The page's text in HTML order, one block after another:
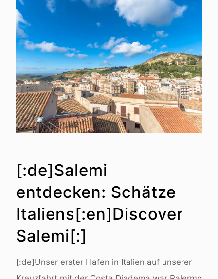
[:de]Salemi
entdecken: Schätze
Italiens[:en]Discover
Salemi[:]
[:de]Unser erster Hafen in Italien auf unserer